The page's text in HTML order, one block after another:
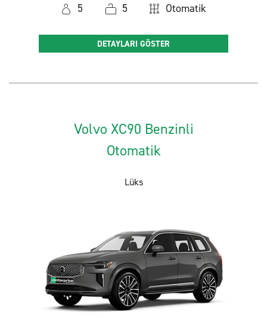
5 5 Otomatik
DETAYLARI GÖSTER
Volvo XC90 Benzinli
Otomatik
Lüks